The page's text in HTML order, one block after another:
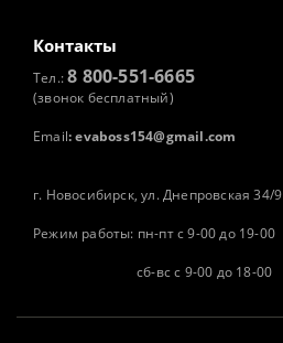
Контакты
Тел.:8 800-551-6665
(звонок бесплатный)
Email: evaboss154@gmail.com
г. Новосибирск, ул. Днепровская 34/9
Режим работы: пн-пт с 9-00 до 19-00
сб-вс с 9-00 до 18-00